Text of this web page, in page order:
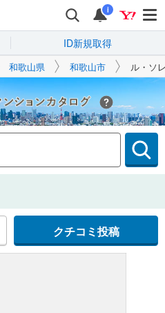
i
ID新規取得
和歌山県 和歌山市 ル・ソ
Yahoo!不動産
クチコミ投稿